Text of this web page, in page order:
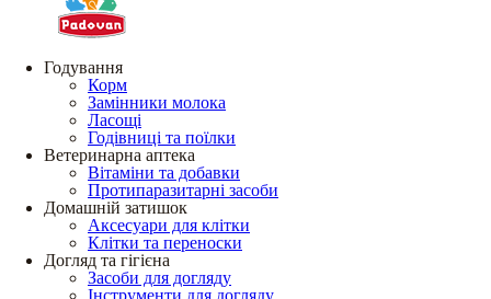
Годування
Корм
Замінники молока
Ласощі
Годівниці та поїлки
Ветеринарна аптека
Вітаміни та добавки
Протипаразитарні засоби
Домашній затишок
Аксесуари для клітки
Клітки та переноски
Догляд та гігієна
Засоби для догляду
Інструменти для догляду